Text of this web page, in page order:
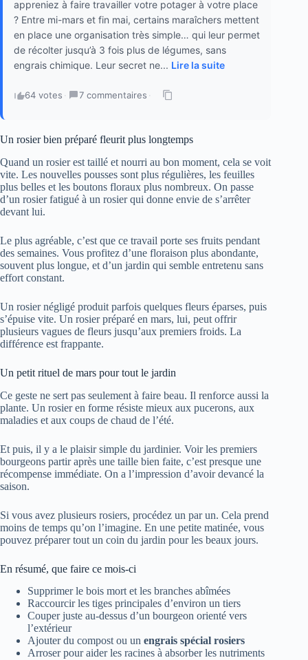
appreniez à faire travailler votre potager à votre place
? Entre mi-mars et fin mai, certains maraîchers mettent
en place une organisation très simple… qui leur permet
de récolter jusqu’à 3 fois plus de légumes, sans
engrais chimique. Leur secret ne... Lire la suite
64 votes · 7 commentaires ·
Un rosier bien préparé fleurit plus longtemps
Quand un rosier est taillé et nourri au bon moment, cela se voit
vite. Les nouvelles pousses sont plus régulières, les feuilles
plus belles et les boutons floraux plus nombreux. On passe
d’un rosier fatigué à un rosier qui donne envie de s’arrêter
devant lui.
Le plus agréable, c’est que ce travail porte ses fruits pendant
des semaines. Vous profitez d’une floraison plus abondante,
souvent plus longue, et d’un jardin qui semble entretenu sans
effort constant.
Un rosier négligé produit parfois quelques fleurs éparses, puis
s’épuise vite. Un rosier préparé en mars, lui, peut offrir
plusieurs vagues de fleurs jusqu’aux premiers froids. La
différence est frappante.
Un petit rituel de mars pour tout le jardin
Ce geste ne sert pas seulement à faire beau. Il renforce aussi la
plante. Un rosier en forme résiste mieux aux pucerons, aux
maladies et aux coups de chaud de l’été.
Et puis, il y a le plaisir simple du jardinier. Voir les premiers
bourgeons partir après une taille bien faite, c’est presque une
récompense immédiate. On a l’impression d’avoir devancé la
saison.
Si vous avez plusieurs rosiers, procédez un par un. Cela prend
moins de temps qu’on l’imagine. En une petite matinée, vous
pouvez préparer tout un coin du jardin pour les beaux jours.
En résumé, que faire ce mois-ci
Supprimer le bois mort et les branches abîmées
Raccourcir les tiges principales d’environ un tiers
Couper juste au-dessus d’un bourgeon orienté vers
l’extérieur
Ajouter du compost ou un engrais spécial rosiers
Arroser pour aider les racines à absorber les nutriments